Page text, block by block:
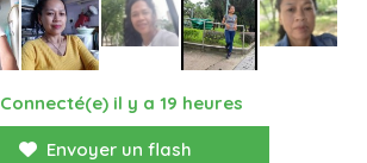
Connecté(e) il y a 19 heures
Envoyer un flash